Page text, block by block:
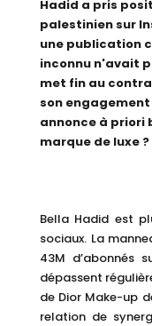
Hadid a pris
palestinien sur
une publication
inconnu n'avait
met fin au
son
annonce à priori
marque de luxe ?
Bella Hadid est
sociaux. La
43M d’abonnés
dépassent
de Dior Make-up
relation de